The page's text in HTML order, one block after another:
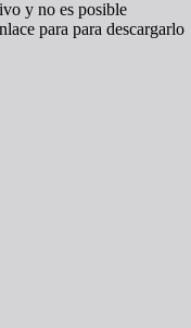
y no es posible
para para descargarlo